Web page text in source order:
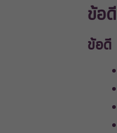
ข้อ
ข้อดี